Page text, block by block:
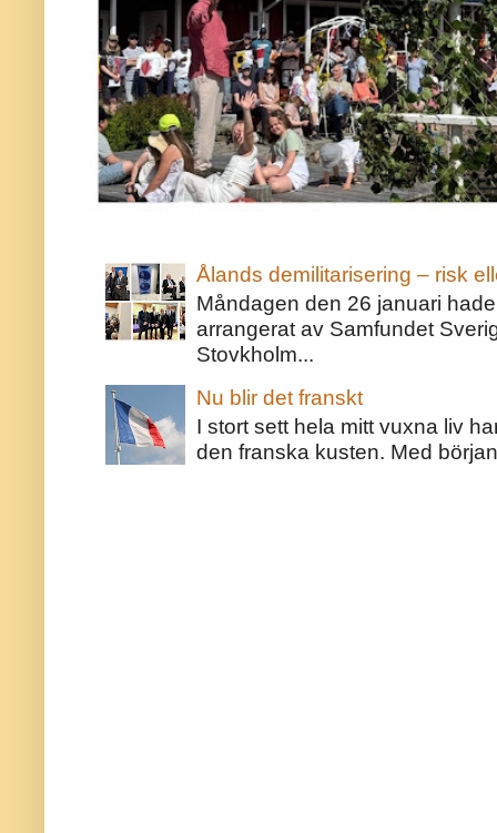
Ålands demilitarisering – risk
Måndagen den 26 januari
arrangerat av Samfundet
Stovkholm...
Nu blir det franskt
I stort sett hela mitt vuxna liv
den franska kusten. Med